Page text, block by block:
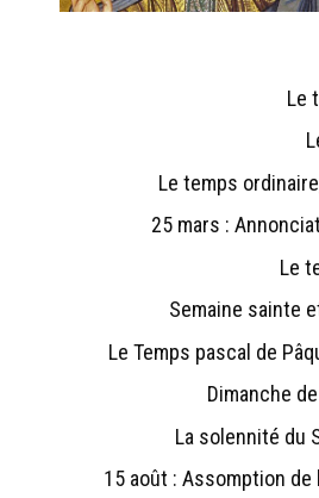
Le
Le temps
25 mars :
Le
Semaine sainte
Le Temps pascal de
Dimanche
La solennité du
15 août : Assomption de